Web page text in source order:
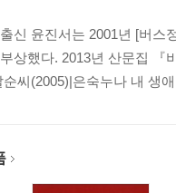
신 윤진서는 2001년 [버
상했다. 2013년 산문집 『
씨(2005)|은숙누나 내 생